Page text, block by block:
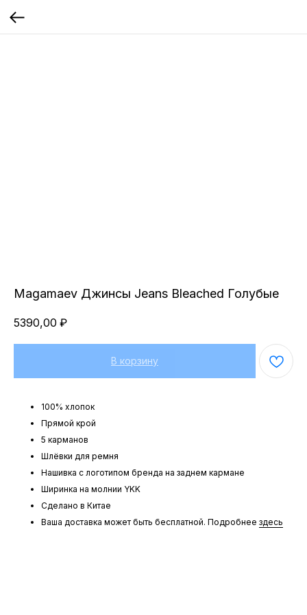
Magamaev Джинсы Jeans Bleached Голубые
5390,00 ₽
В корзину
100% хлопок
Прямой крой
5 карманов
Шлёвки для ремня
Нашивка с логотипом бренда на заднем кармане
Ширинка на молнии YKK
Сделано в Китае
Ваша доставка может быть бесплатной. Подробнее здесь